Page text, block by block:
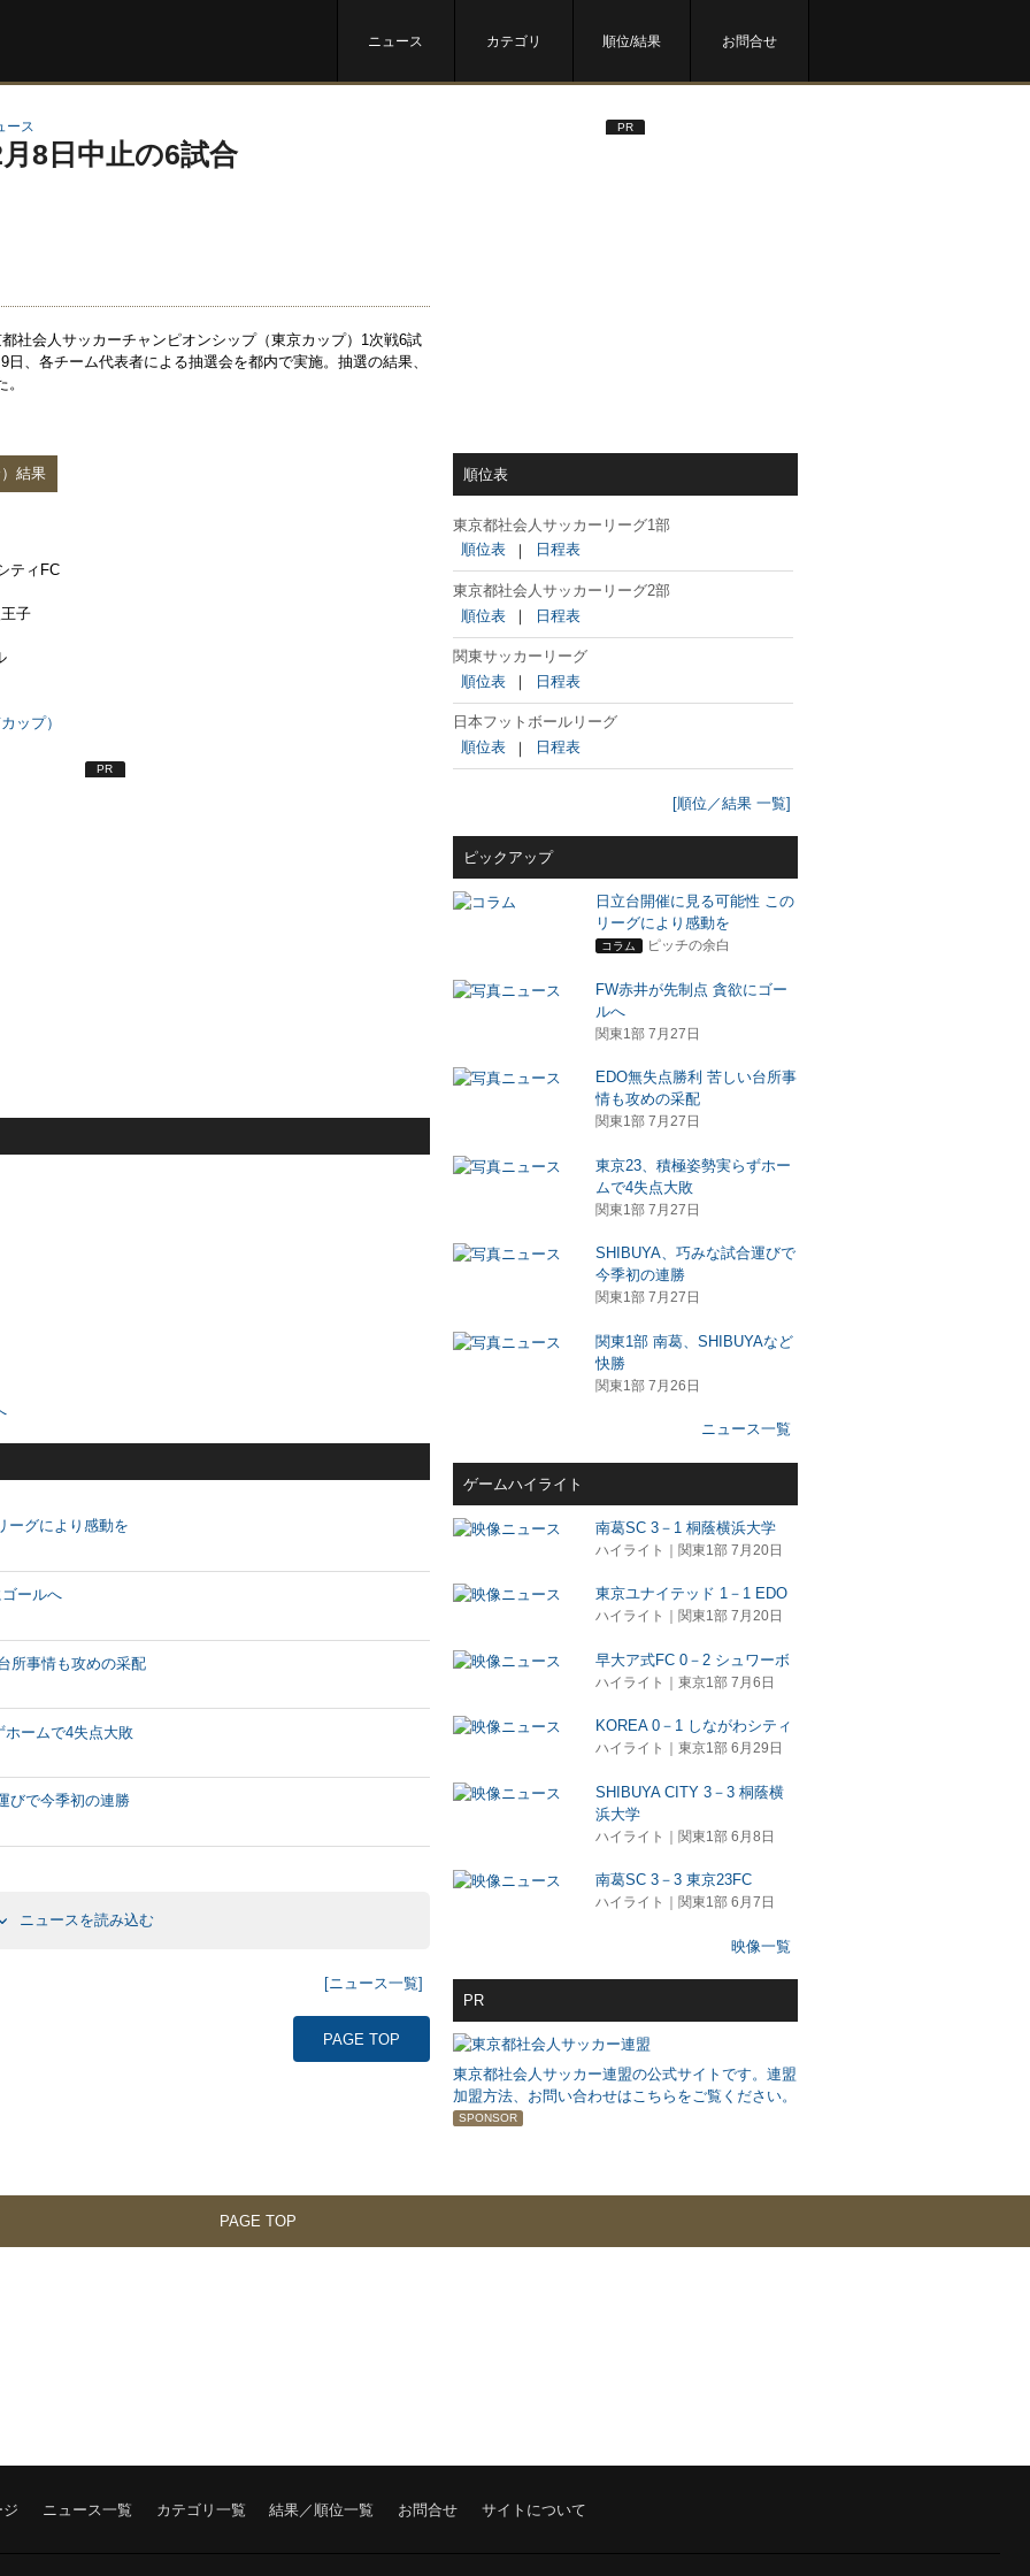
ニュース カテゴリ 順位/結果 お問合せ
ース
8日中止の6試合
社会人サッカーチャンピオンシップ（東京カップ）1次戦6試
、各チーム代表者による抽選会を都内で実施。抽選の結果、
結果
ティFC
子
ップ）
PR
ーグにより感動を
ールへ
所事情も攻めの采配
ホームで4失点大敗
びで今季初の連勝
ニュースを読み込む
[ニュース一覧]
PAGE TOP
PR
順位表
東京都社会人サッカーリーグ1部
順位表
｜ 日程表
東京都社会人サッカーリーグ2部
順位表
｜ 日程表
関東サッカーリーグ
順位表
｜ 日程表
日本フットボールリーグ
順位表
｜ 日程表
[順位／結果 一覧]
ピックアップ
日立台開催に見る可能性 この
リーグにより感動を
コラム ピッチの余白
FW赤井が先制点 貪欲にゴー
ルへ
関東1部 7月27日
EDO無失点勝利 苦しい台所事
情も攻めの采配
関東1部 7月27日
東京23、積極姿勢実らずホー
ムで4失点大敗
関東1部 7月27日
SHIBUYA、巧みな試合運びで
今季初の連勝
関東1部 7月27日
関東1部 南葛、SHIBUYAなど
快勝
関東1部 7月26日
ニュース一覧
ゲームハイライト
南葛SC 3－1 桐蔭横浜大学
ハイライト｜関東1部 7月20日
東京ユナイテッド 1－1 EDO
ハイライト｜関東1部 7月20日
早大ア式FC 0－2 シュワーボ
ハイライト｜東京1部 7月6日
KOREA 0－1 しながわシティ
ハイライト｜東京1部 6月29日
SHIBUYA CITY 3－3 桐蔭横
浜大学
ハイライト｜関東1部 6月8日
南葛SC 3－3 東京23FC
ハイライト｜関東1部 6月7日
映像一覧
PR
東京都社会人サッカー連盟の公式サイトです。連盟
加盟方法、お問い合わせはこちらをご覧ください。
SPONSOR
PAGE TOP
ニュース一覧 カテゴリ一覧 結果／順位一覧 お問合せ サイトについて